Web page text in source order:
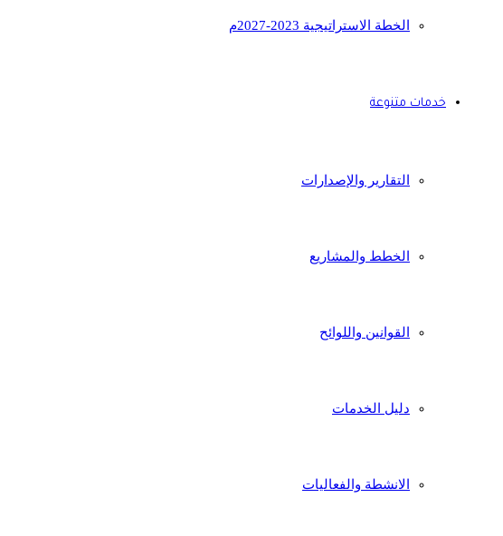
الخطة الاستراتيجية 2023-2027م
خدمات متنوعة
التقارير والإصدارات
الخطط والمشاريع
القوانين واللوائح
دليل الخدمات
الانشطة والفعاليات